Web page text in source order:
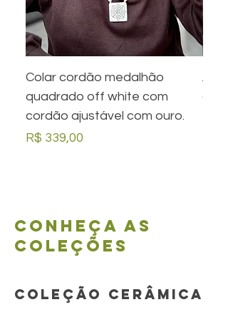
Colar cordão medalhão
quadrado off white com
cordão ajustável com ouro.
Preço
R$ 339,00
Conheça as
coleções
COLEÇÃO CERÂMICA